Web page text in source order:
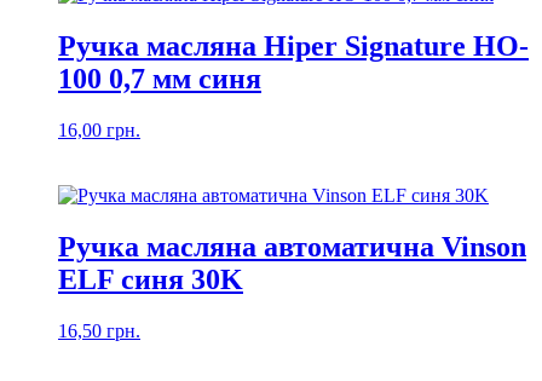
Ручка масляна Hiper Signature HO-
100 0,7 мм синя
16,00 грн.
Ручка масляна автоматична Vinson
ELF синя 30K
16,50 грн.